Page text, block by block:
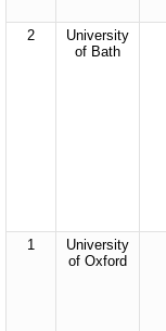
2
University
of Bath
1
University
of Oxford